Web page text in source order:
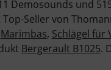
Demosounds und
Seller von
Marimbas, Schlägel für
Bergerault B1025.